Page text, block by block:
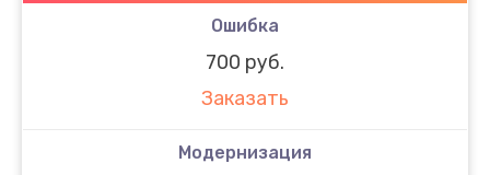
Ошибка
700 руб.
Заказать
Модернизация